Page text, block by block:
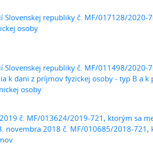
Slovenskej republiky č. MF/017128/2020-
osoby
Slovenskej republiky č. MF/011498/2020-
k dani z príjmov fyzickej osoby - typ B a
osoby
2019 č. MF/013624/2019-721, ktorým sa
novembra 2018 č. MF/010685/2018-